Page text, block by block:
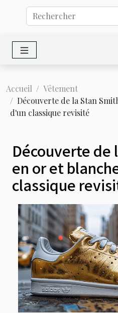
Accueil
Vêtement
Découverte de la Stan
d'un classique revisité
Découverte de
en or et
classique